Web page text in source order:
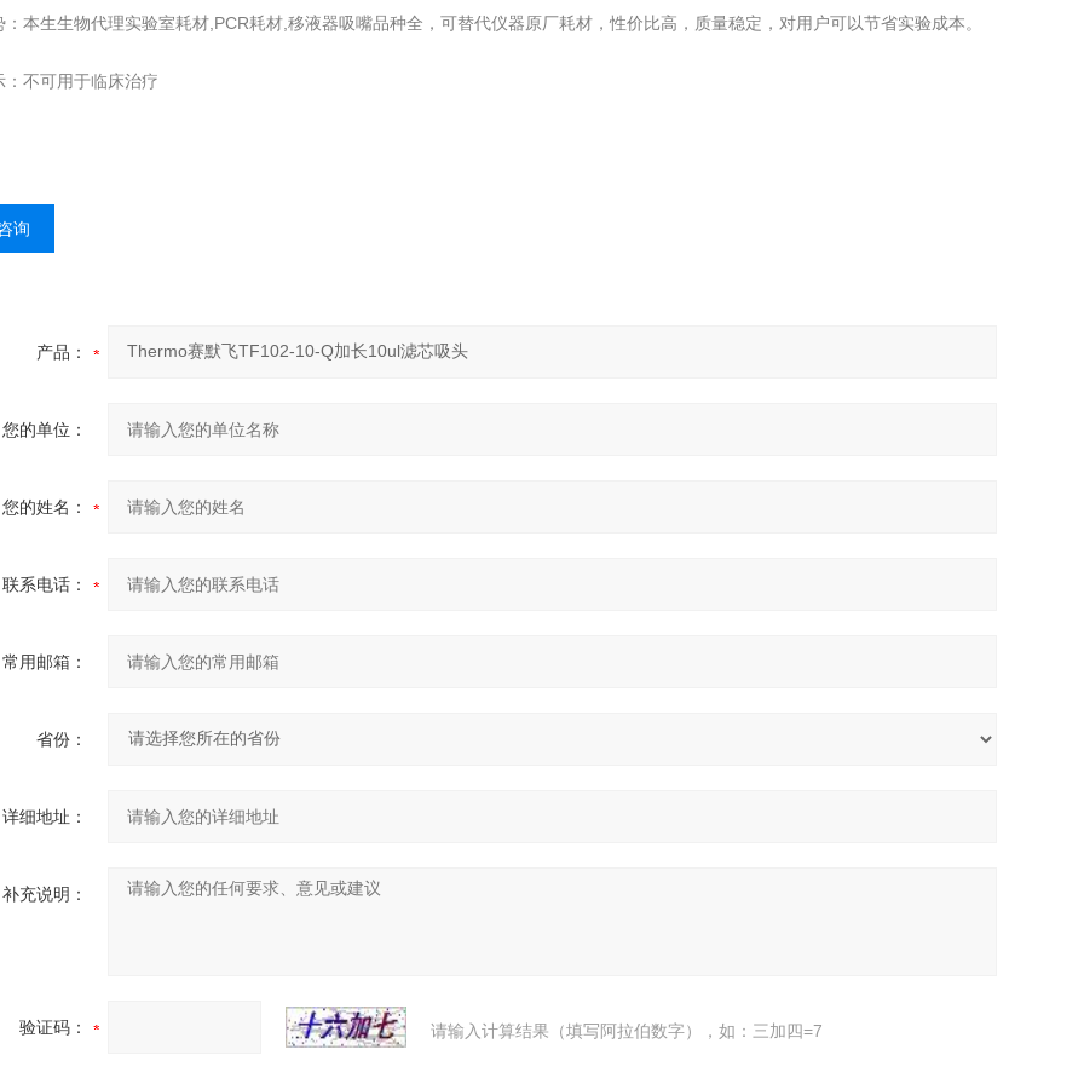
：本生生物代理实验室耗材,PCR耗材,移液器吸嘴品种全，可替代仪器原厂耗材，性价比高，质量稳定，对用户可以节省实验成本。
：不可用于临床治疗
询
产品：
您的单位：
您的姓名：
联系电话：
常用邮箱：
省份：
详细地址：
补充说明：
验证码： 请输入计算结果（填写阿拉伯数字），如：三加四=7